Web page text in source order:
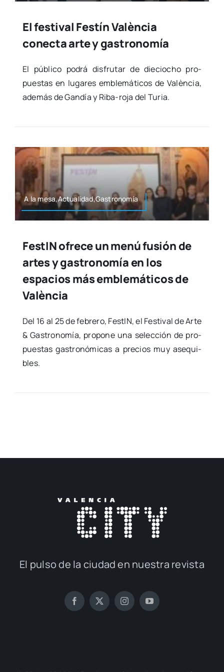
El festival Festín València
conecta arte y gastronomía
El públi­co podrá dis­fru­tar de die­cio­cho pro­
pues­tas en luga­res emble­má­ti­cos de Valèn­cia,
ade­más de Gan­día y Riba-roja del Turia.
A la mesa,Actualidad,Gastronomía
FestIN ofrece un menú fusión de
artes y gastronomía en los
espacios más emblemáticos de
València
Del 16 al 25 de febre­ro, Fes­tIN, el Fes­ti­val de Arte
& Gas­tro­no­mía, pro­po­ne una selec­ción de pro­
pues­tas gas­tro­nó­mi­cas a pre­cios muy ase­qui­
bles.
El pul­so de la ciu­dad en nues­tra revis­ta